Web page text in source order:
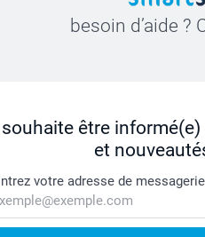
besoin d’aide ?
être
et
votre adresse de